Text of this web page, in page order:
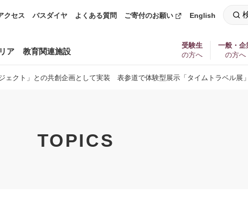
クセス バスダイヤ よくある質問 ご寄付のお願い
新
ィ
ン
ド
ウ
開
English
ア 教育関連施設
受験生
の方へ
一般・企
の方へ
ェクト」との共創企画として実装 表参道で体験型展示「タイムトラベル展
TOPICS